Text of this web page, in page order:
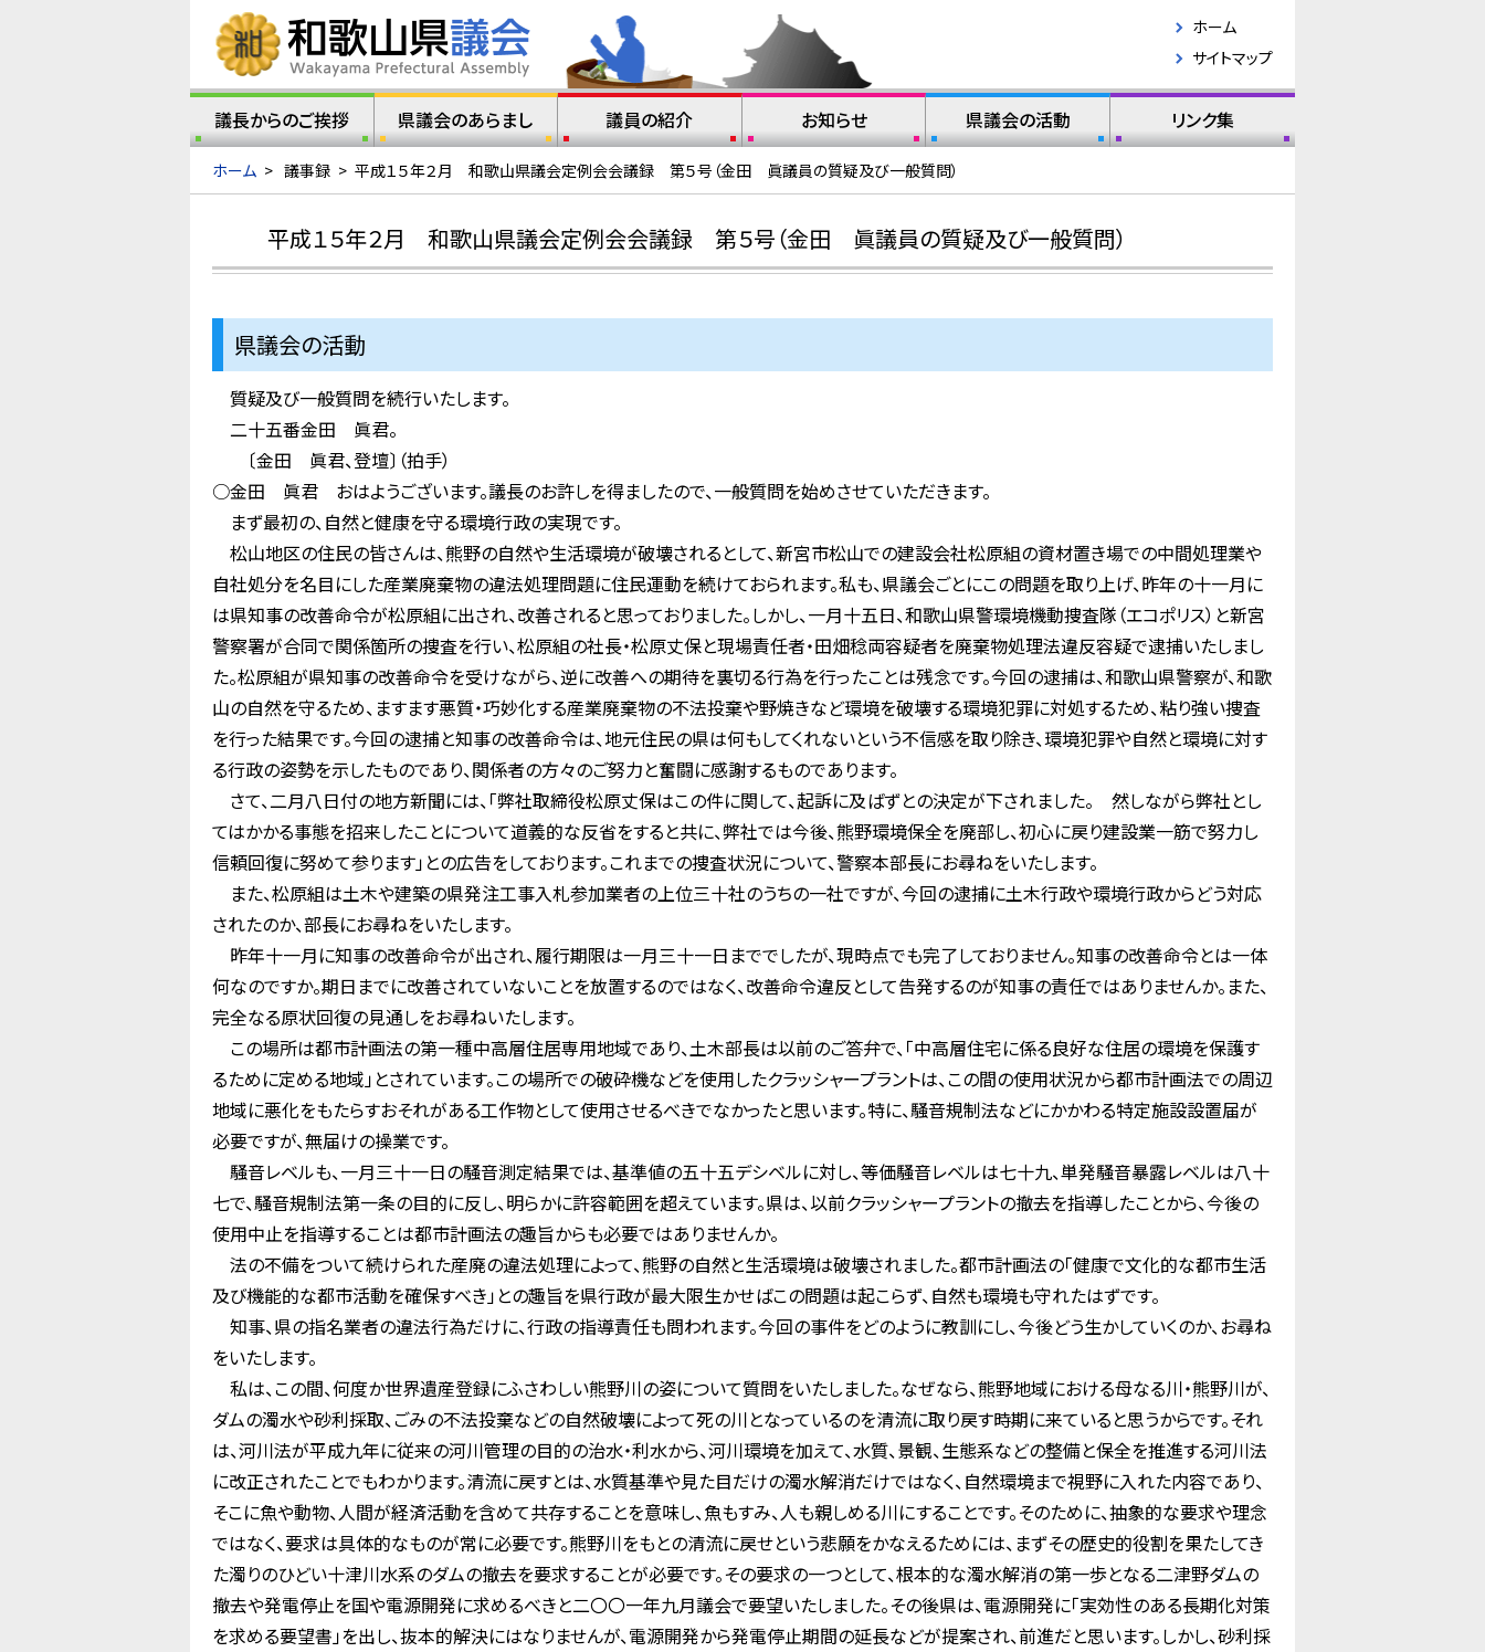
ホーム
サイトマップ
議長からのご挨拶 県議会のあらまし 議員の紹介 お知らせ 県議会の活動 リンク集
ホーム > 議事録 > 平成１５年２月 和歌山県議会定例会会議録 第５号（金田 眞議員の質疑及び一般質問）
平成１５年２月 和歌山県議会定例会会議録 第５号（金田 眞議員の質疑及び一般質問）
県議会の活動
質疑及び一般質問を続行いたします。
二十五番金田 眞君。
〔金田 眞君、登壇〕（拍手）
○金田 眞君 おはようございます。議長のお許しを得ましたので、一般質問を始めさせていただきます。
まず最初の、自然と健康を守る環境行政の実現です。
松山地区の住民の皆さんは、熊野の自然や生活環境が破壊されるとして、新宮市松山での建設会社松原組の資材置き場での中間処理業や
自社処分を名目にした産業廃棄物の違法処理問題に住民運動を続けておられます。私も、県議会ごとにこの問題を取り上げ、昨年の十一月に
は県知事の改善命令が松原組に出され、改善されると思っておりました。しかし、一月十五日、和歌山県警環境機動捜査隊（エコポリス）と新宮
警察署が合同で関係箇所の捜査を行い、松原組の社長・松原丈保と現場責任者・田畑稔両容疑者を廃棄物処理法違反容疑で逮捕いたしまし
た。松原組が県知事の改善命令を受けながら、逆に改善への期待を裏切る行為を行ったことは残念です。今回の逮捕は、和歌山県警察が、和歌
山の自然を守るため、ますます悪質・巧妙化する産業廃棄物の不法投棄や野焼きなど環境を破壊する環境犯罪に対処するため、粘り強い捜査
を行った結果です。今回の逮捕と知事の改善命令は、地元住民の県は何もしてくれないという不信感を取り除き、環境犯罪や自然と環境に対す
る行政の姿勢を示したものであり、関係者の方々のご努力と奮闘に感謝するものであります。
さて、二月八日付の地方新聞には、「弊社取締役松原丈保はこの件に関して、起訴に及ばずとの決定が下されました。 然しながら弊社とし
てはかかる事態を招来したことについて道義的な反省をすると共に、弊社では今後、熊野環境保全を廃部し、初心に戻り建設業一筋で努力し
信頼回復に努めて参ります」との広告をしております。これまでの捜査状況について、警察本部長にお尋ねをいたします。
また、松原組は土木や建築の県発注工事入札参加業者の上位三十社のうちの一社ですが、今回の逮捕に土木行政や環境行政からどう対応
されたのか、部長にお尋ねをいたします。
昨年十一月に知事の改善命令が出され、履行期限は一月三十一日まででしたが、現時点でも完了しておりません。知事の改善命令とは一体
何なのですか。期日までに改善されていないことを放置するのではなく、改善命令違反として告発するのが知事の責任ではありませんか。また、
完全なる原状回復の見通しをお尋ねいたします。
この場所は都市計画法の第一種中高層住居専用地域であり、土木部長は以前のご答弁で、「中高層住宅に係る良好な住居の環境を保護す
るために定める地域」とされています。この場所での破砕機などを使用したクラッシャープラントは、この間の使用状況から都市計画法での周辺
地域に悪化をもたらすおそれがある工作物として使用させるべきでなかったと思います。特に、騒音規制法などにかかわる特定施設設置届が
必要ですが、無届けの操業です。
騒音レベルも、一月三十一日の騒音測定結果では、基準値の五十五デシベルに対し、等価騒音レベルは七十九、単発騒音暴露レベルは八十
七で、騒音規制法第一条の目的に反し、明らかに許容範囲を超えています。県は、以前クラッシャープラントの撤去を指導したことから、今後の
使用中止を指導することは都市計画法の趣旨からも必要ではありませんか。
法の不備をついて続けられた産廃の違法処理によって、熊野の自然と生活環境は破壊されました。都市計画法の「健康で文化的な都市生活
及び機能的な都市活動を確保すべき」との趣旨を県行政が最大限生かせばこの問題は起こらず、自然も環境も守れたはずです。
知事、県の指名業者の違法行為だけに、行政の指導責任も問われます。今回の事件をどのように教訓にし、今後どう生かしていくのか、お尋ね
をいたします。
私は、この間、何度か世界遺産登録にふさわしい熊野川の姿について質問をいたしました。なぜなら、熊野地域における母なる川・熊野川が、
ダムの濁水や砂利採取、ごみの不法投棄などの自然破壊によって死の川となっているのを清流に取り戻す時期に来ていると思うからです。それ
は、河川法が平成九年に従来の河川管理の目的の治水・利水から、河川環境を加えて、水質、景観、生態系などの整備と保全を推進する河川法
に改正されたことでもわかります。清流に戻すとは、水質基準や見た目だけの濁水解消だけではなく、自然環境まで視野に入れた内容であり、
そこに魚や動物、人間が経済活動を含めて共存することを意味し、魚もすみ、人も親しめる川にすることです。そのために、抽象的な要求や理念
ではなく、要求は具体的なものが常に必要です。熊野川をもとの清流に戻せという悲願をかなえるためには、まずその歴史的役割を果たしてき
た濁りのひどい十津川水系のダムの撤去を要求することが必要です。その要求の一つとして、根本的な濁水解消の第一歩となる二津野ダムの
撤去や発電停止を国や電源開発に求めるべきと二〇〇一年九月議会で要望いたしました。その後県は、電源開発に「実効性のある長期化対策
を求める要望書」を出し、抜本的解決にはなりませんが、電源開発から発電停止期間の延長などが提案され、前進だと思います。しかし、砂利採